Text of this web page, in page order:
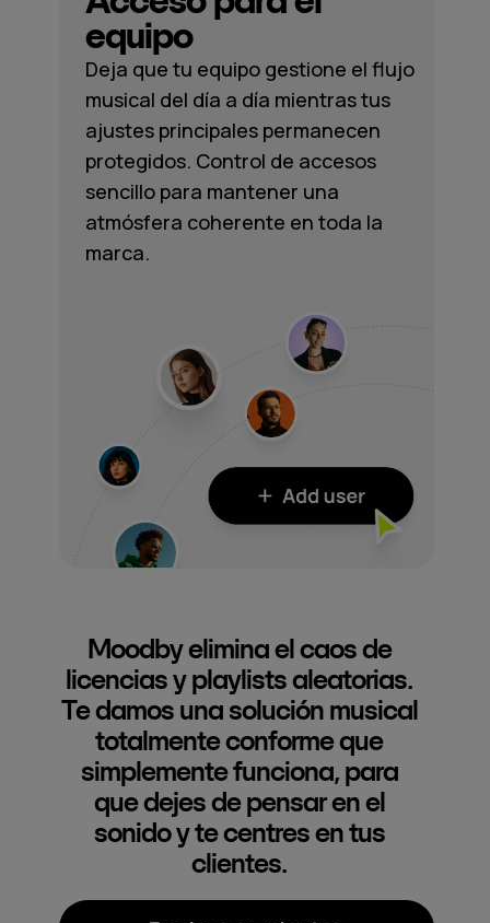
equipo
Deja que tu equipo gestione el flujo
musical del día a día mientras tus
ajustes principales permanecen
protegidos. Control de accesos
sencillo para mantener una
atmósfera coherente en toda la
marca.
Moodby elimina el caos de
licencias y playlists aleatorias.
Te damos una solución musical
totalmente conforme que
simplemente funciona, para
que dejes de pensar en el
sonido y te centres en tus
clientes.